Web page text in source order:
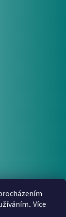
Více